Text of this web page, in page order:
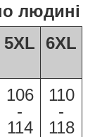
людині
5XL 6XL
106
-
114
110
-
118